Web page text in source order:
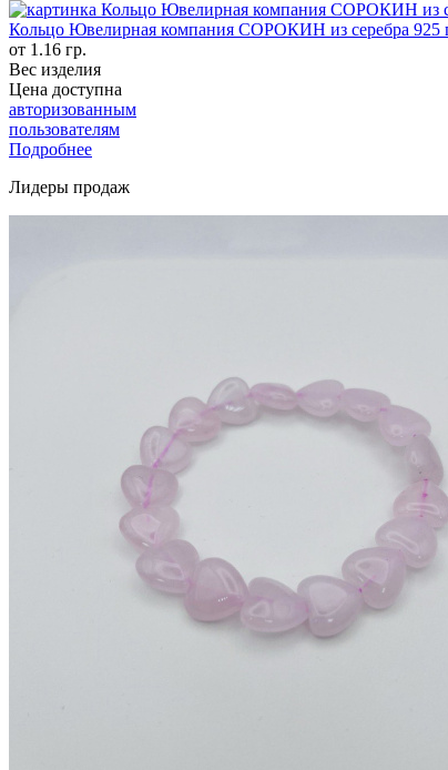
Кольцо Ювелирная компания СОРОКИН из серебра 925
от 1.16 гр.
Вес изделия
Цена доступна
авторизованным
пользователям
Подробнее
Лидеры продаж